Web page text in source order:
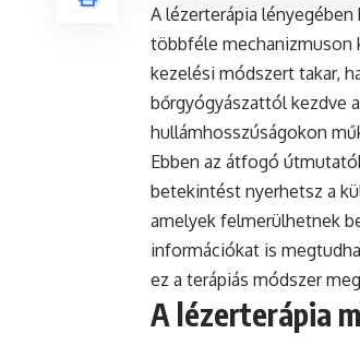
A lézerterápia
többféle mechanizmuson
kezelési módszert takar,
bőrgyógyászattól kezdve
hullámhosszúságokon
Ebben az átfogó
betekintést nyerhetsz a
amelyek felmerülhetnek
információkat is
ez a terápiás módszer
A lézerterápia